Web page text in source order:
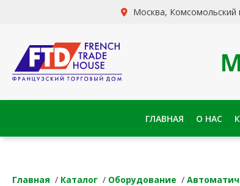
Москва, Комсомольский
ГЛАВНАЯ О НАС
Главная / Каталог / Оборудование /